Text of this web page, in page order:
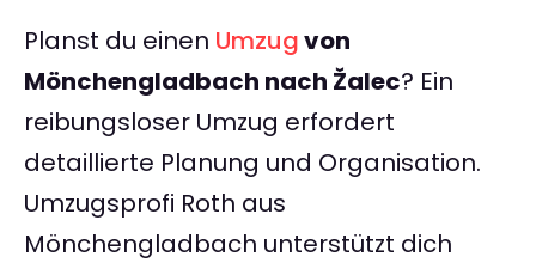
Planst du einen Umzugvon
Mönchengladbach nach Žalec? Ein
reibungsloser Umzug erfordert
detaillierte Planung und Organisation.
Umzugsprofi Roth aus
Mönchengladbach unterstützt dich